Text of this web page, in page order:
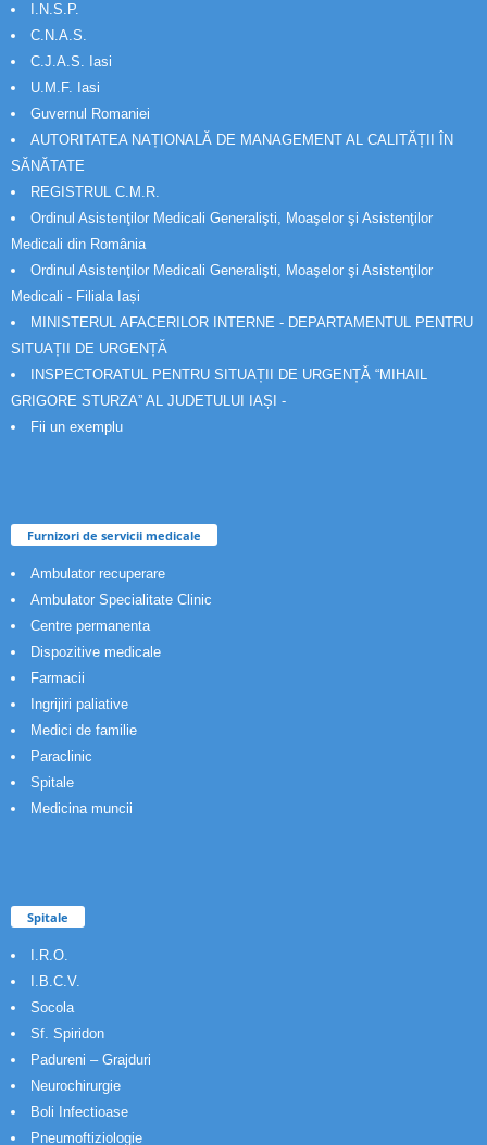
I.N.S.P.
C.N.A.S.
C.J.A.S. Iasi
U.M.F. Iasi
Guvernul Romaniei
AUTORITATEA NAȚIONALĂ DE MANAGEMENT AL CALITĂȚII ÎN
SĂNĂTATE
REGISTRUL C.M.R.
Ordinul Asistenţilor Medicali Generalişti, Moaşelor şi Asistenţilor
Medicali din România
Ordinul Asistenţilor Medicali Generalişti, Moaşelor şi Asistenţilor
Medicali - Filiala Iași
MINISTERUL AFACERILOR INTERNE - DEPARTAMENTUL PENTRU
SITUAȚII DE URGENȚĂ
INSPECTORATUL PENTRU SITUAȚII DE URGENȚĂ “MIHAIL
GRIGORE STURZA” AL JUDETULUI IAȘI -
Fii un exemplu
Furnizori de servicii medicale
Ambulator recuperare
Ambulator Specialitate Clinic
Centre permanenta
Dispozitive medicale
Farmacii
Ingrijiri paliative
Medici de familie
Paraclinic
Spitale
Medicina muncii
Spitale
I.R.O.
I.B.C.V.
Socola
Sf. Spiridon
Padureni – Grajduri
Neurochirurgie
Boli Infectioase
Pneumoftiziologie